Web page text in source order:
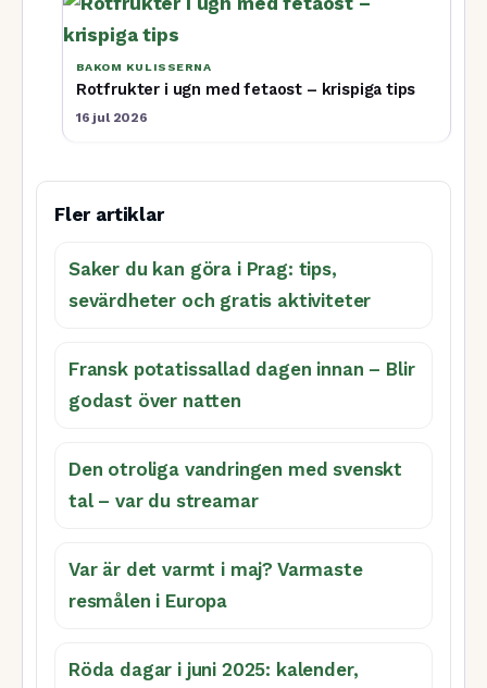
BAKOM KULISSERNA
Rotfrukter i ugn med fetaost – krispiga tips
16 jul 2026
Fler artiklar
Saker du kan göra i Prag: tips,
sevärdheter och gratis aktiviteter
Fransk potatissallad dagen innan – Blir
godast över natten
Den otroliga vandringen med svenskt
tal – var du streamar
Var är det varmt i maj? Varmaste
resmålen i Europa
Röda dagar i juni 2025: kalender,